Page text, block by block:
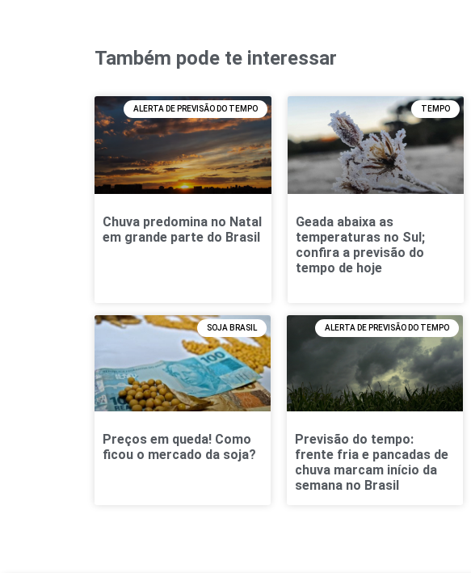
Também pode te interessar
ALERTA DE PREVISÃO DO TEMPO
Chuva predomina no Natal
em grande parte do Brasil
TEMPO
Geada abaixa as
temperaturas no Sul;
confira a previsão do
tempo de hoje
SOJA BRASIL
Preços em queda! Como
ficou o mercado da soja?
ALERTA DE PREVISÃO DO TEMPO
Previsão do tempo:
frente fria e pancadas de
chuva marcam início da
semana no Brasil